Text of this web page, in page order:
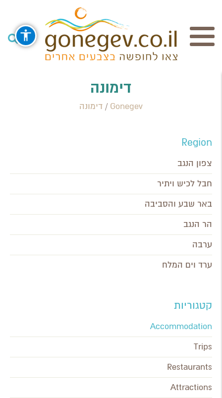
חיפוש
Search Category / Business
Region / Settlement
דימונה
Gonegev
/ דימונה
Region
צפון הנגב
חבל לכיש ויתיר
באר שבע והסביבה
הר הנגב
ערבה
ערד וים המלח
קטגוריות
Accommodation
Trips
Restaurants
Attractions